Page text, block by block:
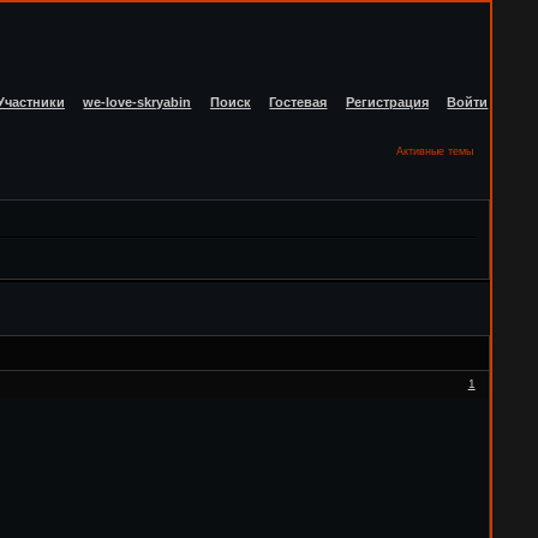
we-love-skryabin Поиск Гостевая Регистрация Войти
Активные темы
1